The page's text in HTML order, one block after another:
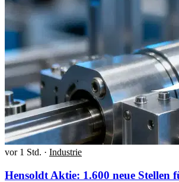
vor 1 Std. · Industrie
Hensoldt Aktie: 1.600 neue Stellen